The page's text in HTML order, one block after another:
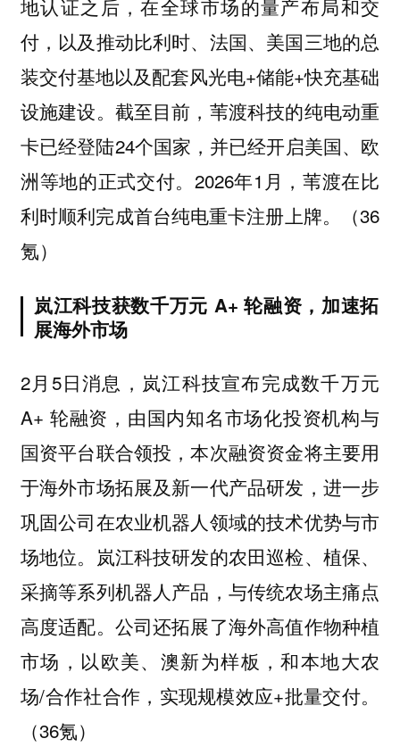
地认证之后，在全球市场的量产布局和交
付，以及推动比利时、法国、美国三地的总
装交付基地以及配套风光电+储能+快充基础
设施建设。截至目前，苇渡科技的纯电动重
卡已经登陆24个国家，并已经开启美国、欧
洲等地的正式交付。2026年1月，苇渡在比
利时顺利完成首台纯电重卡注册上牌。（36
氪）
岚江科技获数千万元 A+ 轮融资，加速拓
展海外市场
2月5日消息，岚江科技宣布完成数千万元
A+ 轮融资，由国内知名市场化投资机构与
国资平台联合领投，本次融资资金将主要用
于海外市场拓展及新一代产品研发，进一步
巩固公司在农业机器人领域的技术优势与市
场地位。岚江科技研发的农田巡检、植保、
采摘等系列机器人产品，与传统农场主痛点
高度适配。公司还拓展了海外高值作物种植
市场，以欧美、澳新为样板，和本地大农
场/合作社合作，实现规模效应+批量交付。
（36氪）